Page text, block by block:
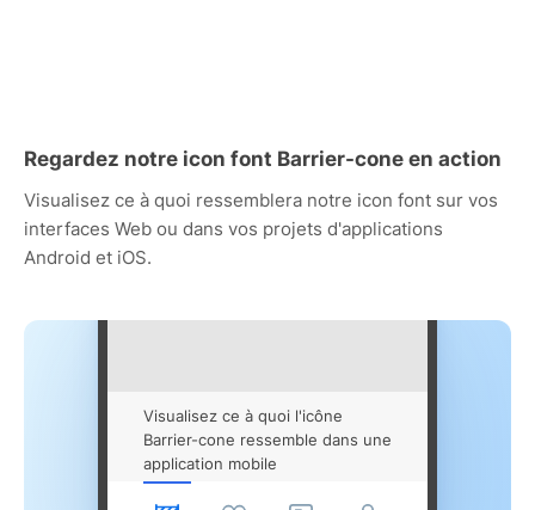
Regardez notre icon font Barrier-cone en action
Visualisez ce à quoi ressemblera notre icon font sur vos
interfaces Web ou dans vos projets d'applications
Android et iOS.
Visualisez ce à quoi l'icône
Barrier-cone ressemble dans une
application mobile